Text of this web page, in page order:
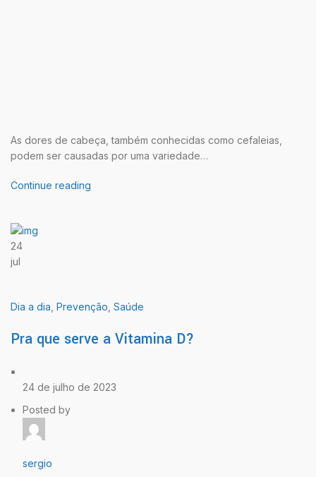
As dores de cabeça, também conhecidas como cefaleias,
podem ser causadas por uma variedade…
Continue reading
24
jul
Dia a dia Prevenção Saúde
Pra que serve a Vitamina D?
24 de julho de 2023
Posted by
sergio